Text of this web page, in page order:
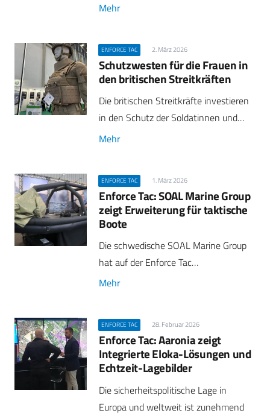
Mehr
ENFORCE TAC 2. März 2026
Schutzwesten für die Frauen in
den britischen Streitkräften
Die britischen Streitkräfte investieren
in den Schutz der Soldatinnen und…
Mehr
ENFORCE TAC 1. März 2026
Enforce Tac: SOAL Marine Group
zeigt Erweiterung für taktische
Boote
Die schwedische SOAL Marine Group
hat auf der Enforce Tac…
Mehr
ENFORCE TAC 28. Februar 2026
Enforce Tac: Aaronia zeigt
Integrierte Eloka-Lösungen und
Echtzeit-Lagebilder
Die sicherheitspolitische Lage in
Europa und weltweit ist zunehmend